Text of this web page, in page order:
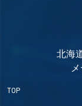
北海
TOP